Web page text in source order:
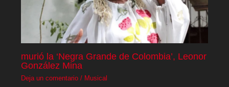
murió la ‘Negra Grande de Colombia’, Leonor
González Mina
Deja un comentario / Musical